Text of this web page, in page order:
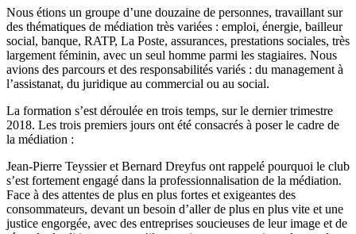
Nous étions un groupe d’une douzaine de personnes, travaillant sur
des thématiques de médiation très variées : emploi, énergie, bailleur
social, banque, RATP, La Poste, assurances, prestations sociales, très
largement féminin, avec un seul homme parmi les stagiaires. Nous
avions des parcours et des responsabilités variés : du management à
l’assistanat, du juridique au commercial ou au social.
La formation s’est déroulée en trois temps, sur le dernier trimestre
2018. Les trois premiers jours ont été consacrés à poser le cadre de
la médiation :
Jean-Pierre Teyssier et Bernard Dreyfus ont rappelé pourquoi le club
s’est fortement engagé dans la professionnalisation de la médiation.
Face à des attentes de plus en plus fortes et exigeantes des
consommateurs, devant un besoin d’aller de plus en plus vite et une
justice engorgée, avec des entreprises soucieuses de leur image et de